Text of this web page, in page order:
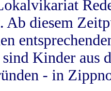
Ab diesem
Kinder aus
- in